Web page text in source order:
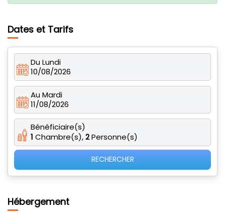
Dates et Tarifs
Du Lundi
10/08/2026
Au Mardi
11/08/2026
Bénéficiaire(s)
1 Chambre(s),2Personne(s)
RECHERCHER
Hébergement